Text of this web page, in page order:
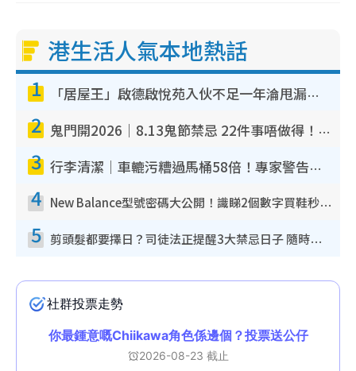
港生活人氣本地熱話
1 「居屋王」啟德啟悅苑入伙不足一年淪甩漏之王！插頭噴火花致大停電 多戶業主全屋家電報銷
2 鬼門開2026｜8.13鬼節禁忌 22件事唔做得！燒肉、刺身要少食？半夜勿吹口哨/打呢個電話
3 行李清潔｜車轆污糟過馬桶58倍！專家警告忌用酒精抹 教1招免污手除菌
4 New Balance型號密碼大公開！識睇2個數字買鞋秒知功能免中伏 附5大熱門鞋款
5 剪頭髮都要擇日？司徒法正提醒3大禁忌日子 隨時剪走財運！呢日剪髮恐「剪壽命」？